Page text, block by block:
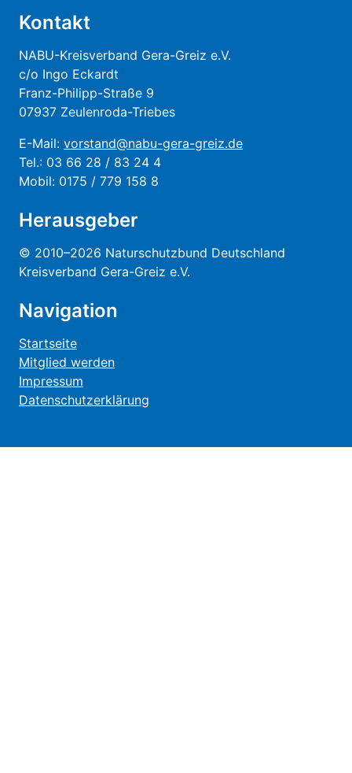
Kontakt
NABU-Kreisverband Gera-Greiz e.V.
c/o Ingo Eckardt
Franz-Philipp-Straße 9
07937 Zeulenroda-Triebes
E-Mail: vorstand@nabu-gera-greiz.de
Tel.: 03 66 28 / 83 24 4
Mobil: 0175 / 779 158 8
Herausgeber
© 2010–2026 Naturschutzbund Deutschland
Kreisverband Gera-Greiz e.V.
Navigation
Startseite
Mitglied werden
Impressum
Datenschutzerklärung